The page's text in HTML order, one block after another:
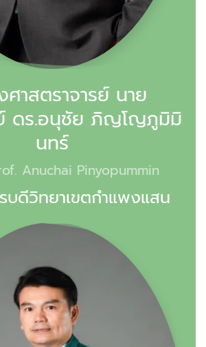
ศาสตราจารย์ นาย
ดร.อนุชัย ภิญโญภูมิมิ
นทร์
Anuchai Pinyopummin
บดีวิทยาเขตกำแพงแสน